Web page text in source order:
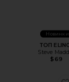
Новинки
ТОП
Steve
$69